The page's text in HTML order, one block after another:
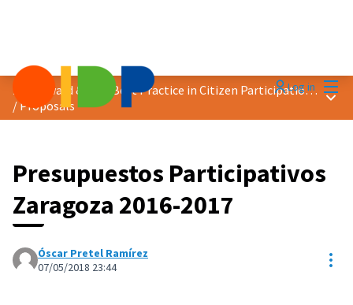
Log in
2018 Award &quot;Best Practice in Citizen Participation&quot;
/Proposals
Main
Presupuestos Participativos
Zaragoza 2016-2017
Óscar Pretel Ramírez
07/05/2018 23:44